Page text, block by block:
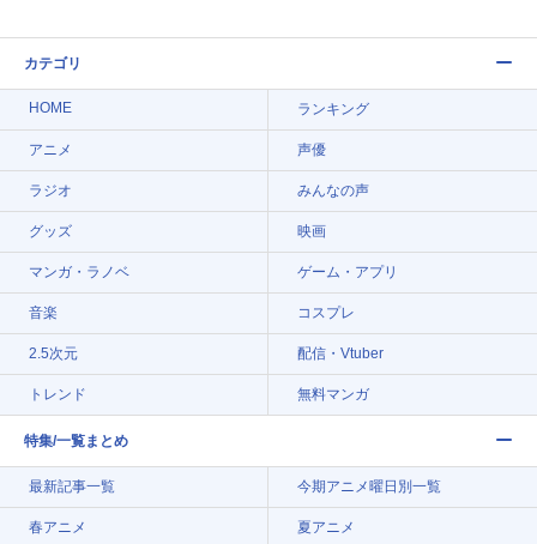
カテゴリ
HOME ランキング
アニメ 声優
ラジオ みんなの声
グッズ 映画
マンガ・ラノベ ゲーム・アプリ
音楽 コスプレ
2.5次元 配信・Vtuber
トレンド 無料マンガ
特集/一覧まとめ
最新記事一覧 今期アニメ曜日別一覧
春アニメ 夏アニメ